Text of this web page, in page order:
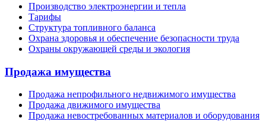
Производство электроэнергии и тепла
Тарифы
Структура топливного баланса
Охрана здоровья и обеспечение безопасности труда
Охраны окружающей среды и экология
Продажа имущества
Продажа непрофильного недвижимого имущества
Продажа движимого имущества
Продажа невостребованных материалов и оборудования